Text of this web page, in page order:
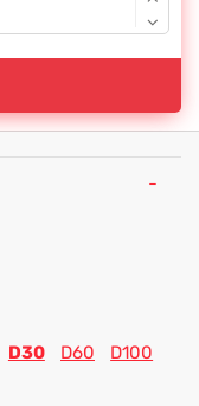
D30 D60
D100